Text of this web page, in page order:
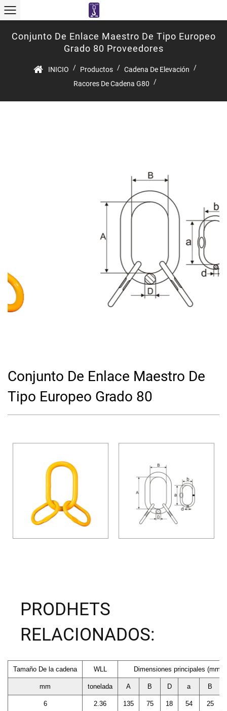
Conjunto De Enlace Maestro De Tipo Europeo
Grado 80 Proveedores
INICIO / Productos / Cadena De Elevación
/
Racores De Cadena G80
/
Conjunto De Enlace Maestro De
Tipo Europeo Grado 80
PRODHETS
RELACIONADOS:
Tamaño De la cadena WLL Dimensiones principales (mm)
mm tonelada A B D a B
6 2.36 135 75 18 54 25